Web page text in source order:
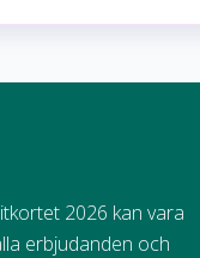
2026 kan vara
erbjudanden och